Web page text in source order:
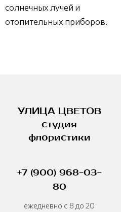
солнечных лучей и
отопительных приборов.
УЛИЦА ЦВЕТОВ
студия
флористики
+7 (900) 968-03-
80
ежедневно с 8 до 20